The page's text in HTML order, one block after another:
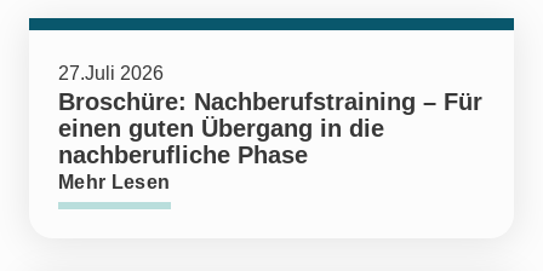
27.Juli 2026
Broschüre: Nachberufstraining – Für
einen guten Übergang in die
nachberufliche Phase
Mehr Lesen